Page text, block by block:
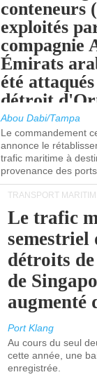
conteneurs
exploités
compagnie
Émirats
été
détroit
Abou Dabi/Tampa
Le commandement
annonce le
trafic maritime à
provenance des
TRANSPORT
Le trafic
semestriel
détroits
de
augmenté
Port Klang
Au cours du seul
cette année, une
enregistrée.